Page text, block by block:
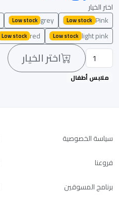
اختر الخيار
Pink
Low stock
grey
Low stock
light pink
Low stock
red
Low stock
اختر الخيار
ملابس أطفال
سياسة الخصوصية
فروعنا
برنامج المسوقين